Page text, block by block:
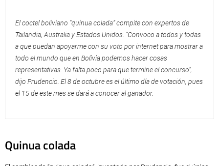
El coctel boliviano “quinua colada” compite con expertos de
Tailandia, Australia y Estados Unidos. “Convoco a todos y todas
a que puedan apoyarme con su voto por internet para mostrar a
todo el mundo que en Bolivia podemos hacer cosas
representativas. Ya falta poco para que termine el concurso”,
dijo Prudencio. El 8 de octubre es el último día de votación, pues
el 15 de este mes se dará a conocer al ganador.
Quinua colada